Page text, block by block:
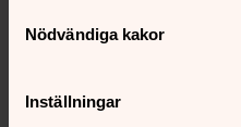
Nödvändiga kakor
Inställningar